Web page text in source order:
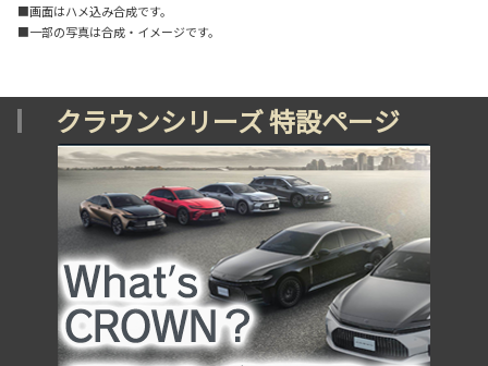
■画面はハメ込み合成です。
■一部の写真は合成・イメージです。
クラウンシリーズ 特設ページ